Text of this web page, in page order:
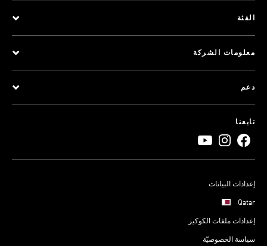
الفئة
معلومات الشركة
دعم
تابعنا
إعدادات البيانات
Qatar
إعدادات ملفات الكوكيز
سياسة الخصوصيّة